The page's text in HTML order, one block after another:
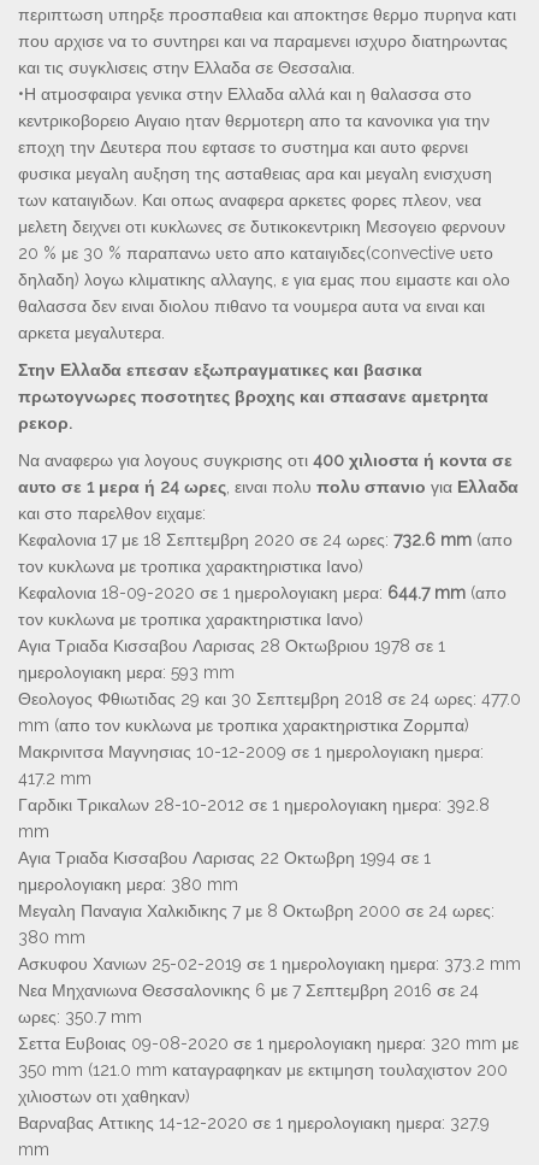
περιπτωση υπηρξε προσπαθεια και αποκτησε θερμο πυρηνα κατι
που αρχισε να το συντηρει και να παραμενει ισχυρο διατηρωντας
και τις συγκλισεις στην Ελλαδα σε Θεσσαλια.
•Η ατμοσφαιρα γενικα στην Ελλαδα αλλά και η θαλασσα στο
κεντρικοβορειο Αιγαιο ηταν θερμοτερη απο τα κανονικα για την
εποχη την Δευτερα που εφτασε το συστημα και αυτο φερνει
φυσικα μεγαλη αυξηση της ασταθειας αρα και μεγαλη ενισχυση
των καταιγιδων. Και οπως αναφερα αρκετες φορες πλεον, νεα
μελετη δειχνει οτι κυκλωνες σε δυτικοκεντρικη Μεσογειο φερνουν
20 % με 30 % παραπανω υετο απο καταιγιδες(convective υετο
δηλαδη) λογω κλιματικης αλλαγης, ε για εμας που ειμαστε και ολο
θαλασσα δεν ειναι διολου πιθανο τα νουμερα αυτα να ειναι και
αρκετα μεγαλυτερα.
Στην Ελλαδα επεσαν εξωπραγματικες και βασικα
πρωτογνωρες ποσοτητες βροχης και σπασανε αμετρητα
ρεκορ.
Να αναφερω για λογους συγκρισης οτι 400 χιλιοστα ή κοντα σε
αυτο σε 1 μερα ή 24 ωρες , ειναι πολυ πολυ σπανιο για Ελλαδα
και στο παρελθον ειχαμε:
Κεφαλονια 17 με 18 Σεπτεμβρη 2020 σε 24 ωρες: 732.6 mm (απο
τον κυκλωνα με τροπικα χαρακτηριστικα Ιανο)
Κεφαλονια 18-09-2020 σε 1 ημερολογιακη μερα: 644.7 mm (απο
τον κυκλωνα με τροπικα χαρακτηριστικα Ιανο)
Αγια Τριαδα Κισσαβου Λαρισας 28 Οκτωβριου 1978 σε 1
ημερολογιακη μερα: 593 mm
Θεολογος Φθιωτιδας 29 και 30 Σεπτεμβρη 2018 σε 24 ωρες: 477.0
mm (απο τον κυκλωνα με τροπικα χαρακτηριστικα Ζορμπα)
Μακρινιτσα Μαγνησιας 10-12-2009 σε 1 ημερολογιακη ημερα:
417.2 mm
Γαρδικι Τρικαλων 28-10-2012 σε 1 ημερολογιακη ημερα: 392.8
mm
Αγια Τριαδα Κισσαβου Λαρισας 22 Οκτωβρη 1994 σε 1
ημερολογιακη μερα: 380 mm
Μεγαλη Παναγια Χαλκιδικης 7 με 8 Οκτωβρη 2000 σε 24 ωρες:
380 mm
Ασκυφου Χανιων 25-02-2019 σε 1 ημερολογιακη ημερα: 373.2 mm
Νεα Μηχανιωνα Θεσσαλονικης 6 με 7 Σεπτεμβρη 2016 σε 24
ωρες: 350.7 mm
Σεττα Ευβοιας 09-08-2020 σε 1 ημερολογιακη ημερα: 320 mm με
350 mm (121.0 mm καταγραφηκαν με εκτιμηση τουλαχιστον 200
χιλιοστων οτι χαθηκαν)
Βαρναβας Αττικης 14-12-2020 σε 1 ημερολογιακη ημερα: 327.9
mm